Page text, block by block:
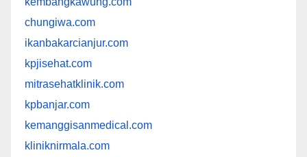
chungiwa.com
ikanbakarcianjur.com
kpjisehat.com
mitrasehatklinik.com
kpbanjar.com
kemanggisanmedical.com
kliniknirmala.com